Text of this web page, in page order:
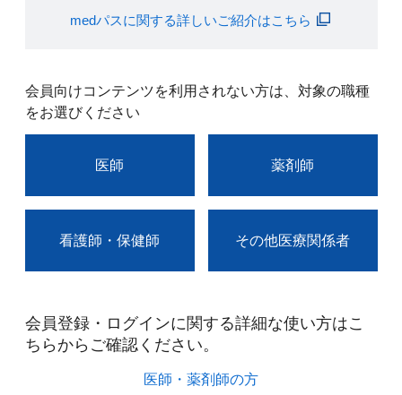
medパスに関する詳しいご紹介はこちら
会員向けコンテンツを利用されない方は、対象の職種
をお選びください
医師 薬剤師
看護師・保健師 その他医療関係者
会員登録・ログインに関する詳細な使い方はこ
ちらからご確認ください。​
医師・薬剤師の方​